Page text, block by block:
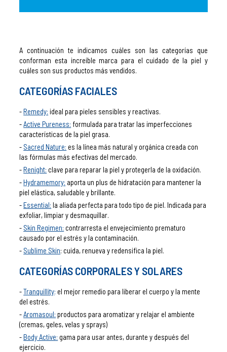
A continuación te indicamos cuáles son las categorías que
conforman esta increíble marca para el cuidado de la piel y
cuáles son sus productos más vendidos.
CATEGORÍAS FACIALES
Remedy: ideal para pieles sensibles y reactivas.
Active Pureness: formulada para tratar las imperfecciones
características de la piel grasa.
Sacred Nature: es la línea más natural y orgánica creada con
las fórmulas más efectivas del mercado.
Renight: clave para reparar la piel y protegerla de la oxidación.
Hydramemory: aporta un plus de hidratación para mantener la
piel elástica, saludable y brillante.
Essential: la aliada perfecta para todo tipo de piel. Indicada para
exfoliar, limpiar y desmaquillar.
Skin Regimen: contrarresta el envejecimiento prematuro
causado por el estrés y la contaminación.
Sublime Skin: cuida, renueva y redensifica la piel.
CATEGORÍAS CORPORALES Y SOLARES
Tranquillity: el mejor remedio para liberar el cuerpo y la mente
del estrés.
Aromasoul: productos para aromatizar y relajar el ambiente
(cremas, geles, velas y sprays)
Body Active: gama para usar antes, durante y después del
ejercicio.